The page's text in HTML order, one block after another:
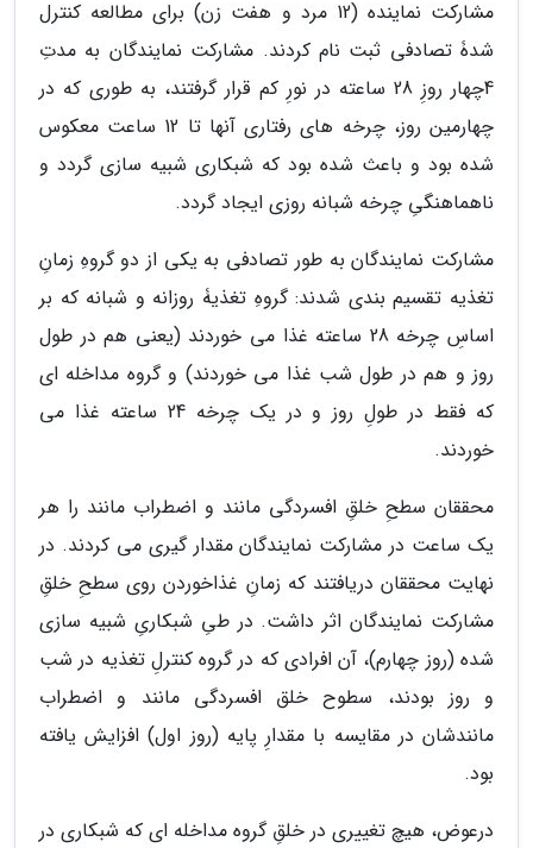
مشارکت نماینده (12 مرد و هفت زن) برای مطالعه کنترل
شدۀ تصادفی ثبت نام کردند. مشارکت نمایندگان به مدتِ
4چهار روزِ 28 ساعته در نورِ کم قرار گرفتند، به طوری که در
چهارمین روز، چرخه های رفتاری آنها تا 12 ساعت معکوس
شده بود و باعث شده بود که شبکاری شبیه سازی گردد و
ناهماهنگیِ چرخه شبانه روزی ایجاد گردد.
مشارکت نمایندگان به طور تصادفی به یکی از دو گروهِ زمانِ
تغذیه تقسیم بندی شدند: گروهِ تغذیۀ روزانه و شبانه که بر
اساسِ چرخه 28 ساعته غذا می خوردند (یعنی هم در طول
روز و هم در طول شب غذا می خوردند) و گروه مداخله ای
که فقط در طولِ روز و در یک چرخه 24 ساعته غذا می
خوردند.
محققان سطحِ خلقِ افسردگی مانند و اضطراب مانند را هر
یک ساعت در مشارکت نمایندگان مقدار گیری می کردند. در
نهایت محققان دریافتند که زمانِ غذاخوردن روی سطحِ خلقِ
مشارکت نمایندگان اثر داشت. در طیِ شبکاریِ شبیه سازی
شده (روز چهارم)، آن افرادی که در گروه کنترلِ تغذیه در شب
و روز بودند، سطوح خلق افسردگی مانند و اضطراب
مانندشان در مقایسه با مقدارِ پایه (روز اول) افزایش یافته
بود.
درعوض، هیچ تغییری در خلقِ گروه مداخله ای که شبکاری در